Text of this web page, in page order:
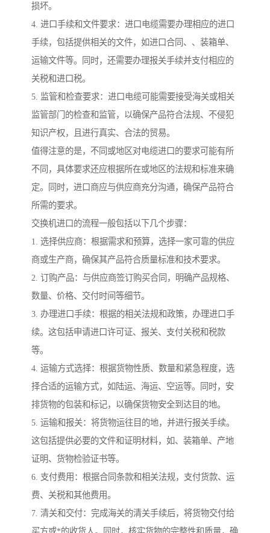
损坏。
4. 进口手续和文件要求：进口电缆需要办理相应的进口
手续，包括提供相关的文件，如进口合同、、装箱单、
运输文件等。同时，还需要办理报关手续并支付相应的
关税和进口税。
5. 监管和检查要求：进口电缆可能需要接受海关或相关
监管部门的检查和监管，以确保产品符合法规、不侵犯
知识产权，且进行真实、合法的贸易。
值得注意的是，不同或地区对电缆进口的要求可能有所
不同，具体要求还应根据所在或地区的法规和标准来确
定。同时，进口商应与供应商充分沟通，确保产品符合
所需的要求。
交换机进口的流程一般包括以下几个步骤：
1. 选择供应商：根据需求和预算，选择一家可靠的供应
商或生产商，确保其产品符合质量标准和技术要求。
2. 订购产品：与供应商签订购买合同，明确产品规格、
数量、价格、交付时间等细节。
3. 办理进口手续：根据的相关法规和政策，办理进口手
续。这包括申请进口许可证、报关、支付关税和税款
等。
4. 运输方式选择：根据货物性质、数量和紧急程度，选
择合适的运输方式，如陆运、海运、空运等。同时，安
排货物的包装和标记，以确保货物安全到达目的地。
5. 运输和报关：将货物运往目的地，并进行报关手续。
这包括提供必要的文件和证明材料，如、装箱单、产地
证明、货物检验证书等。
6. 支付费用：根据合同条款和相关法规，支付货款、运
费、关税和其他费用。
7. 清关和交付：完成海关的清关手续后，将货物交付给